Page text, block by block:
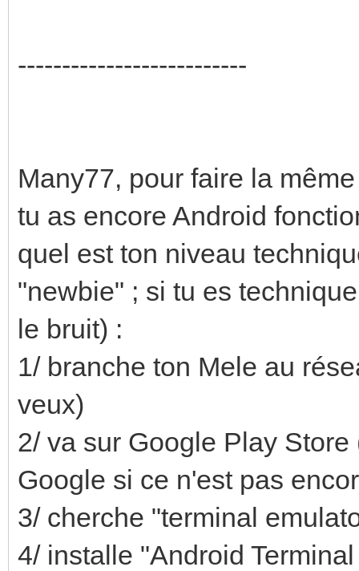
--------------------------
Many77, pour faire la
tu as encore Android
quel est ton niveau
"newbie" ; si tu es
le bruit) :
1/ branche ton Mele au
veux)
2/ va sur Google Play
Google si ce n'est pas
3/ cherche "terminal
4/ installe "Android